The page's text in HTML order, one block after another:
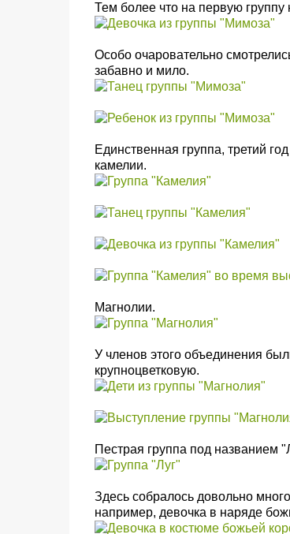
Тем более что на первую
Особо очаровательно
забавно и мило.
Единственная группа, третий
камелии.
Магнолии.
У членов этого объединения
крупноцветковую.
Пестрая группа под названием
Здесь собралось довольно
например, девочка в наряде